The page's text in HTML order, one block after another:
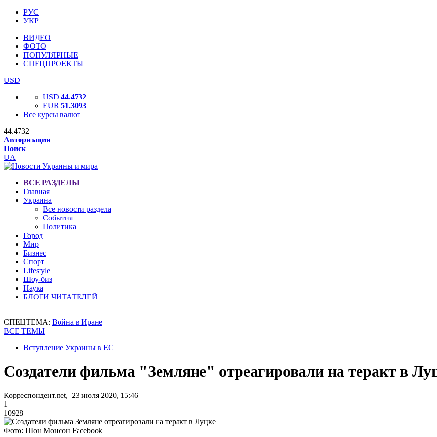
РУС
УКР
ВИДЕО
ФОТО
ПОПУЛЯРНЫЕ
СПЕЦПРОЕКТЫ
USD
USD 44.4732
EUR 51.3093
Все курсы валют
44.4732
Авторизация
Поиск
UA
ВСЕ РАЗДЕЛЫ
Главная
Украина
Все новости раздела
События
Политика
Город
Мир
Бизнес
Спорт
Lifestyle
Шоу-биз
Наука
БЛОГИ ЧИТАТЕЛЕЙ
СПЕЦТЕМА: Война в Иране
ВСЕ ТЕМЫ
Вступление Украины в ЕС
Создатели фильма "Земляне" отреагировали на теракт в
Корреспондент.net, 23 июля 2020, 15:46
1
10928
Фото: Шон Монсон Facebook